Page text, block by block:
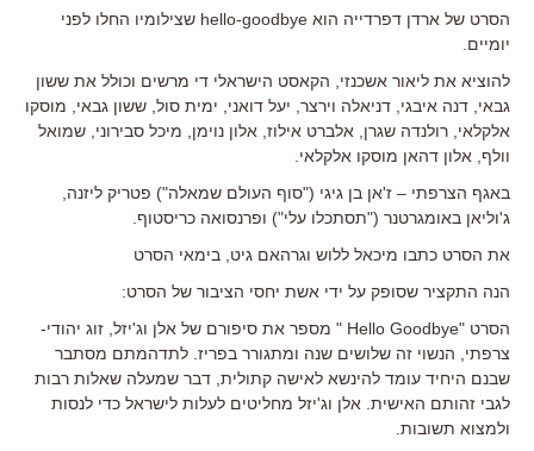
הסרט של ארדן דפרדייה הוא hello-goodbye שצילומיו החלו לפני
יומיים.
להוציא את ליאור אשכנזי, הקאסט הישראלי די מרשים וכולל את ששון
גבאי, דנה איבגי, דניאלה וירצר, יעל דואני, ימית סול, ששון גבאי, מוסקו
אלקלאי, רולנדה שגרן, אלברט אילוז, אלון נוימן, מיכל סבירוני, שמואל
וולף, אלון דהאן מוסקו אלקלאי.
באגף הצרפתי – ז'אן בן גיגי ("סוף העולם שמאלה") פטריק ליזנה,
ג'וליאן באומגרטנר ("תסתכלו עלי") ופרנסואה כריסטוף.
את הסרט כתבו מיכאל ללוש וגרהאם גיט, בימאי הסרט
הנה התקציר שסופק על ידי אשת יחסי הציבור של הסרט:
הסרט "Hello Goodbye " מספר את סיפורם של אלן וג'יזל, זוג יהודי-
צרפתי, הנשוי זה שלושים שנה ומתגורר בפריז. לתדהמתם מסתבר
שבנם היחיד עומד להינשא לאישה קתולית, דבר שמעלה שאלות רבות
לגבי זהותם האישית. אלן וג'יזל מחליטים לעלות לישראל כדי לנסות
ולמצוא תשובות.